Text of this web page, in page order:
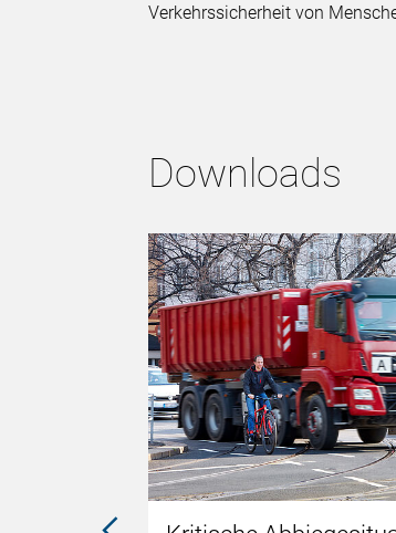
Verkehrssicherheit von
Downloads